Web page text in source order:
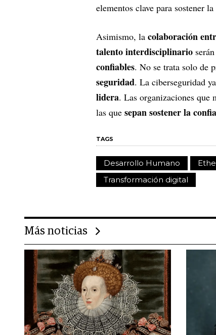
elementos clave para sostener
Asimismo, la colaboración
talento interdisciplinario
confiables. No se trata solo de
seguridad. La ciberseguridad
lidera. Las organizaciones que
las que sepan sostener la
TAGS
Desarrollo Humano
Transformación digital
Más noticias